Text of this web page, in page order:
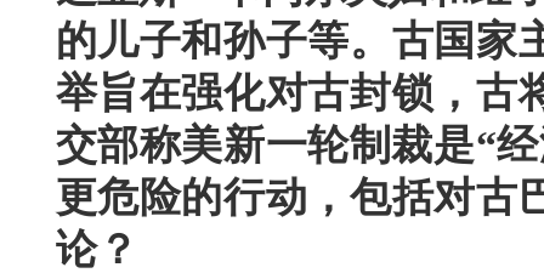
的儿子和孙子等。古国家
举旨在强化对古封锁，古
交部称美新一轮制裁是“
更危险的行动，包括对古
论？